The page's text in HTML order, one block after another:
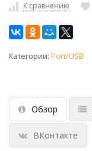
К сравнению
Категории: Port/USB
Обзор
ВКонтакте